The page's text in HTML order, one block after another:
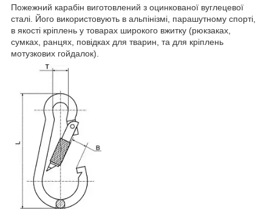
Пожежний карабін виготовлений з оцинкованої вуглецевої
сталі. Його використовують в альпінізмі, парашутному спорті,
в якості кріплень у товарах широкого вжитку (рюкзаках,
сумках, ранцях, повідках для тварин, та для кріплень
мотузкових гойдалок).